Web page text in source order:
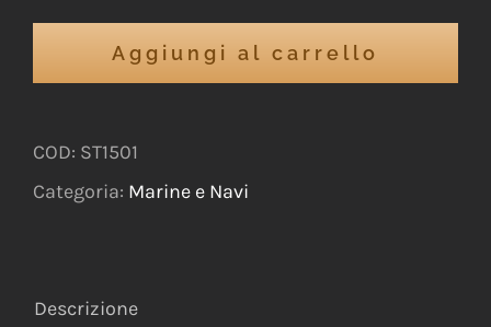
Aggiungi al carrello
COD: ST1501
Categoria: Marine e Navi
Descrizione